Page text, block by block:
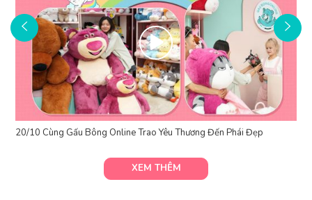
Đẹp Hình ảnh 4 shop Gấu Bông Online HCM
XEM THÊM